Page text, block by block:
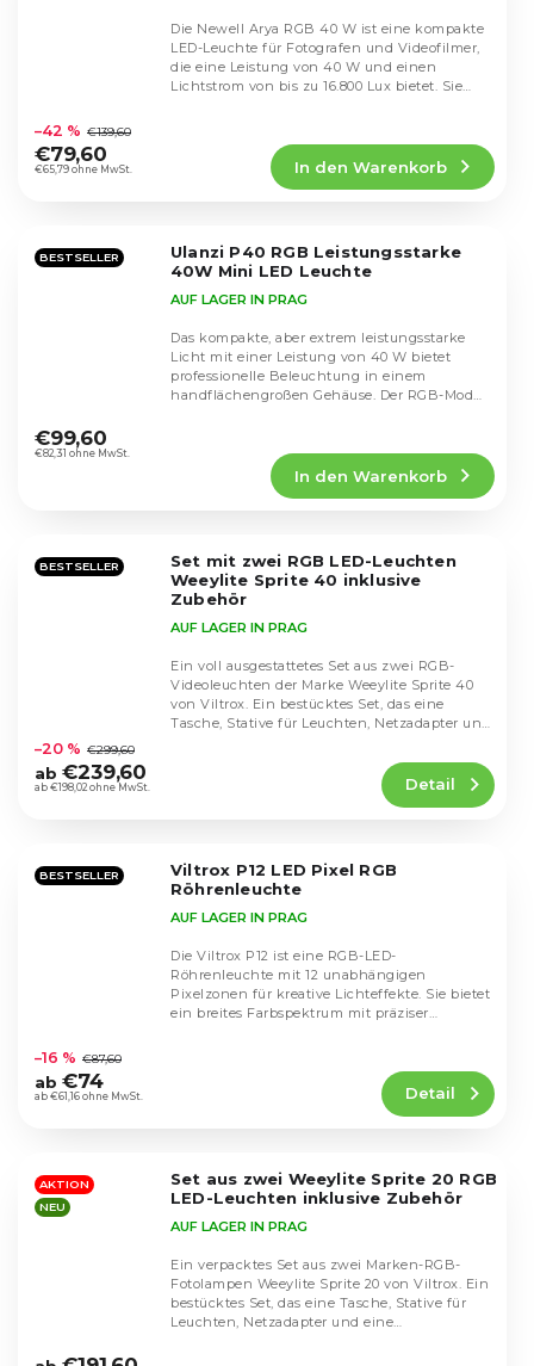
durchschnittliche
Produktbewertung
ist
Sternen.
€65,79 ohne MwSt.
–42 % €139,60
€79,60
In den Warenkorb
Die Newell Arya RGB 40 W ist eine kompakte
LED-Leuchte für Fotografen und Videofilmer,
die eine Leistung von 40 W und einen
Lichtstrom von bis zu 16.800 Lux bietet. Sie
BESTSELLER
Ulanzi P40 RGB Leistungsstarke
40W Mini LED Leuchte
durchschnittliche
Produktbewertung
Sternen.
AUF LAGER IN PRAG
€82,31 ohne MwSt.
€99,60
In den Warenkorb
Das kompakte, aber extrem leistungsstarke
Licht mit einer Leistung von 40 W bietet
professionelle Beleuchtung in einem
handflächengroßen Gehäuse. Der RGB-Modus
BESTSELLER
Set mit zwei RGB LED-Leuchten
Weeylite Sprite 40 inklusive
Zubehör
durchschnittliche
Produktbewertung
ist
Sternen.
AUF LAGER IN PRAG
ab €198,02 ohne MwSt.
–20 % €299,60
ab €239,60 Detail
Ein voll ausgestattetes Set aus zwei RGB-
Videoleuchten der Marke Weeylite Sprite 40
von Viltrox. Ein bestücktes Set, das eine
Tasche, Stative für Leuchten, Netzadapter und
BESTSELLER
Viltrox P12 LED Pixel RGB
Röhrenleuchte
durchschnittliche
Produktbewertung
ist
Sternen.
AUF LAGER IN PRAG
ab €61,16 ohne MwSt.
–16 % €87,60
ab €74 Detail
Die Viltrox P12 ist eine RGB-LED-
Röhrenleuchte mit 12 unabhängigen
Pixelzonen für kreative Lichteffekte. Sie bietet
ein breites Farbspektrum mit präziser
AKTION
NEU
Set aus zwei Weeylite Sprite 20 RGB
LED-Leuchten inklusive Zubehör
durchschnittliche
AUF LAGER IN PRAG
Ein verpacktes Set aus zwei Marken-RGB-
Fotolampen Weeylite Sprite 20 von Viltrox. Ein
bestücktes Set, das eine Tasche, Stative für
Leuchten, Netzadapter und eine